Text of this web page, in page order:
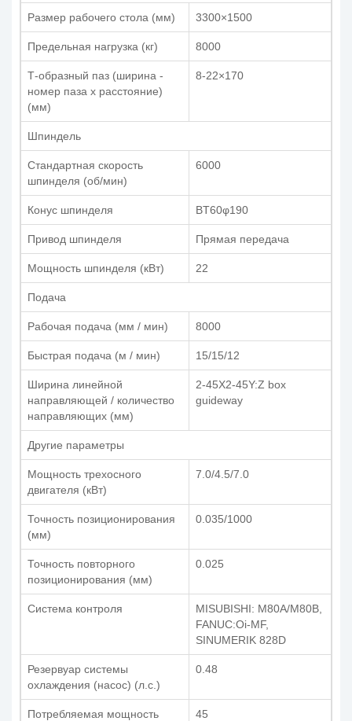
Размер рабочего стола (мм) 3300×1500
Предельная нагрузка (кг) 8000
Т-образный паз (ширина -
номер паза x расстояние)
(мм)
8-22×170
Шпиндель
Стандартная скорость
шпинделя (об/мин)
6000
Конус шпинделя BT60φ190
Привод шпинделя Прямая передача
Мощность шпинделя (кВт) 22
Подача
Рабочая подача (мм / мин) 8000
Быстрая подача (м / мин) 15/15/12
Ширина линейной
направляющей / количество
направляющих (мм)
2-45X2-45Y:Z box
guideway
Другие параметры
Мощность трехосного
двигателя (кВт)
7.0/4.5/7.0
Точность позиционирования
(мм)
0.035/1000
Точность повторного
позиционирования (мм)
0.025
Система контроля
MISUBISHI: M80A/M80B,
FANUC:Oi-MF,
SINUMERIK 828D
Резервуар системы
охлаждения (насос) (л.с.)
0.48
Потребляемая мощность
45